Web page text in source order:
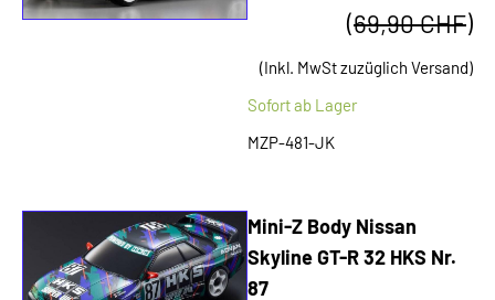
(69,90 CHF)
(Inkl. MwSt zuzüglich Versand)
Sofort ab Lager
MZP-481-JK
Mini-Z Body Nissan
Skyline GT-R 32 HKS Nr.
87